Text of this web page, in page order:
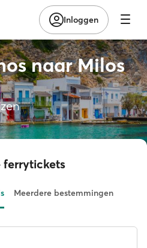
Inloggen
naar Milos
ferrytickets
Meerdere bestemmingen